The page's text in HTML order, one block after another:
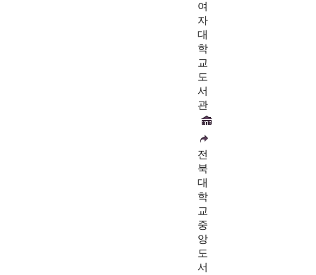
여
자
대
학
교
도
서
관
전
북
대
학
교
중
앙
도
서